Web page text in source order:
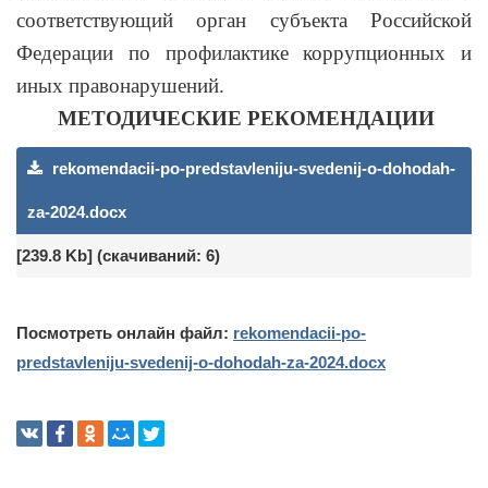
соответствующий орган субъекта Российской
Федерации по профилактике коррупционных и
иных правонарушений.
МЕТОДИЧЕСКИЕ РЕКОМЕНДАЦИИ
rekomendacii-po-predstavleniju-svedenij-o-dohodah-
za-2024.docx
[239.8 Kb] (cкачиваний: 6)
Посмотреть онлайн файл: rekomendacii-po-
predstavleniju-svedenij-o-dohodah-za-2024.docx